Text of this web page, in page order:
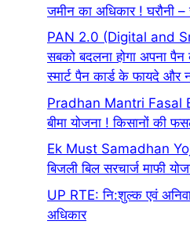
जमीन का अधिकार ! घरौनी –
PAN 2.0 (Digital and
सबको बदलना होगा अपना
स्मार्ट पैन कार्ड के फायदे और
Pradhan Mantri Fasal
बीमा योजना ! किसानों की
Ek Must Samadhan
बिजली बिल सरचार्ज माफी
UP RTE: नि:शुल्क एवं
अधिकार